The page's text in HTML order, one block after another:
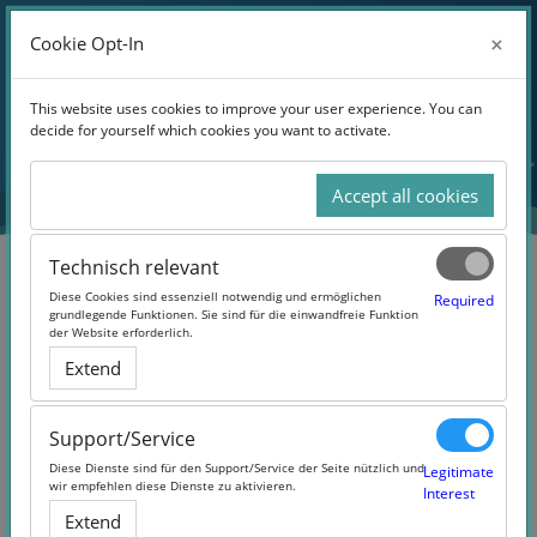
Zum Hauptinhalt
Website-Übersicht
Anmelden
Taken, excluded and forgotten:
The History of forced
germanization (#TEF)
Cookie Opt-In ×
This website uses cookies to improve your user experience. You can
decide for yourself which cookies you want to activate.
Accept all cookies
Technisch relevant
Diese Cookies sind essenziell notwendig und ermöglichen
grundlegende Funktionen. Sie sind für die einwandfreie Funktion
der Website erforderlich.
Required
Extend
Support/Service
Diese Dienste sind für den Support/Service der Seite nützlich und
wir empfehlen diese Dienste zu aktivieren.
Legitimate
Interest
Extend
Cookie Opt-In ×
This website uses cookies to improve your user experience. You can
decide for yourself which cookies you want to activate.
Accept all cookies
Technisch relevant
Diese Cookies sind essenziell notwendig und ermöglichen
grundlegende Funktionen. Sie sind für die einwandfreie Funktion
der Website erforderlich.
Required
Extend
Support/Service
Diese Dienste sind für den Support/Service der Seite nützlich und
wir empfehlen diese Dienste zu aktivieren.
Legitimate
Interest
Extend